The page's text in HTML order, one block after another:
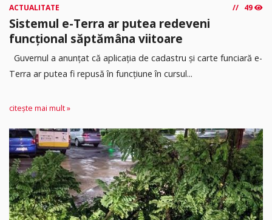
ACTUALITATE 49
Sistemul e-Terra ar putea redeveni
funcțional săptămâna viitoare
Guvernul a anunțat că aplicația de cadastru și carte funciară e-
Terra ar putea fi repusă în funcțiune în cursul...
citește mai mult »